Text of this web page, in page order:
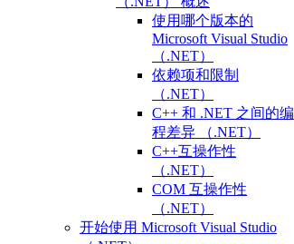
使用哪个版本的
Microsoft Visual Studio
（.NET）
依赖项和限制
（.NET）
C++ 和 .NET 之间的编
程差异 （.NET）
C++互操作性
（.NET）
COM 互操作性
（.NET）
开始使用 Microsoft Visual Studio